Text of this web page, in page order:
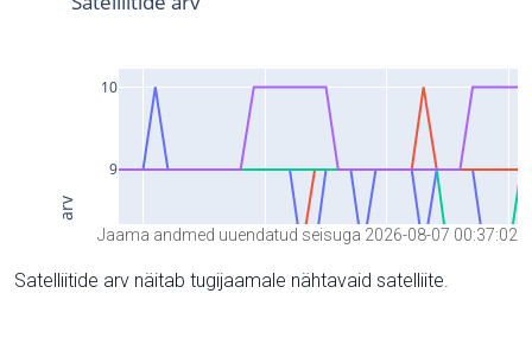
Jaama andmed uuendatud seisuga 2026-08-07 00:37:02
Satelliitide arv näitab tugijaamale nähtavaid satelliite.